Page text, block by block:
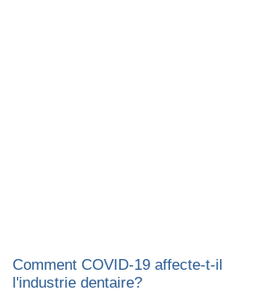
Comment COVID-19 affecte-t-il
l'industrie dentaire?